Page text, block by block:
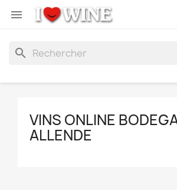

search
VINS ONLINE
ALLENDE